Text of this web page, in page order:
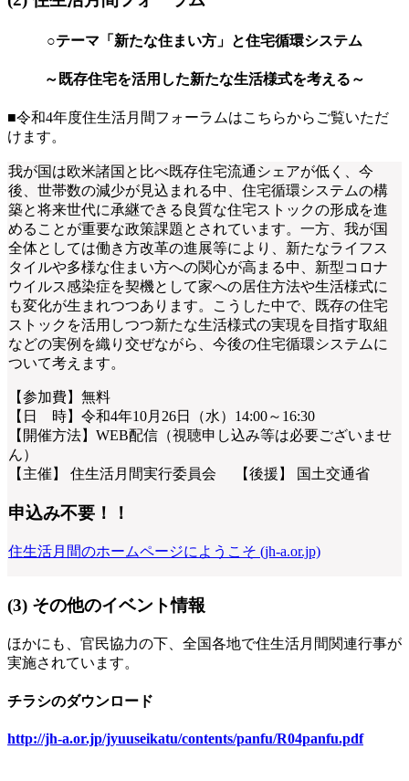
○テーマ「新たな住まい方」と住宅循環システム
～既存住宅を活用した新たな生活様式を考える～
■令和4年度住生活月間フォーラムはこちらからご覧いただ
けます。
我が国は欧米諸国と比べ既存住宅流通シェアが低く、今
後、世帯数の減少が見込まれる中、住宅循環システムの構
築と将来世代に承継できる良質な住宅ストックの形成を進
めることが重要な政策課題とされています。一方、我が国
全体としては働き方改革の進展等により、新たなライフス
タイルや多様な住まい方への関心が高まる中、新型コロナ
ウイルス感染症を契機として家への居住方法や生活様式に
も変化が生まれつつあります。こうした中で、既存の住宅
ストックを活用しつつ新たな生活様式の実現を目指す取組
などの実例を織り交ぜながら、今後の住宅循環システムに
ついて考えます。
【参加費】無料
【日 時】令和4年10月26日（水）14:00～16:30
【開催方法】WEB配信（視聴申し込み等は必要ございませ
ん）
【主催】 住生活月間実行委員会 【後援】 国土交通省
申込み不要！！
住生活月間のホームページにようこそ (jh-a.or.jp)
(3) その他のイベント情報
ほかにも、官民協力の下、全国各地で住生活月間関連行事が
実施されています。
チラシのダウンロード
http://jh-a.or.jp/jyuuseikatu/contents/panfu/R04panfu.pdf